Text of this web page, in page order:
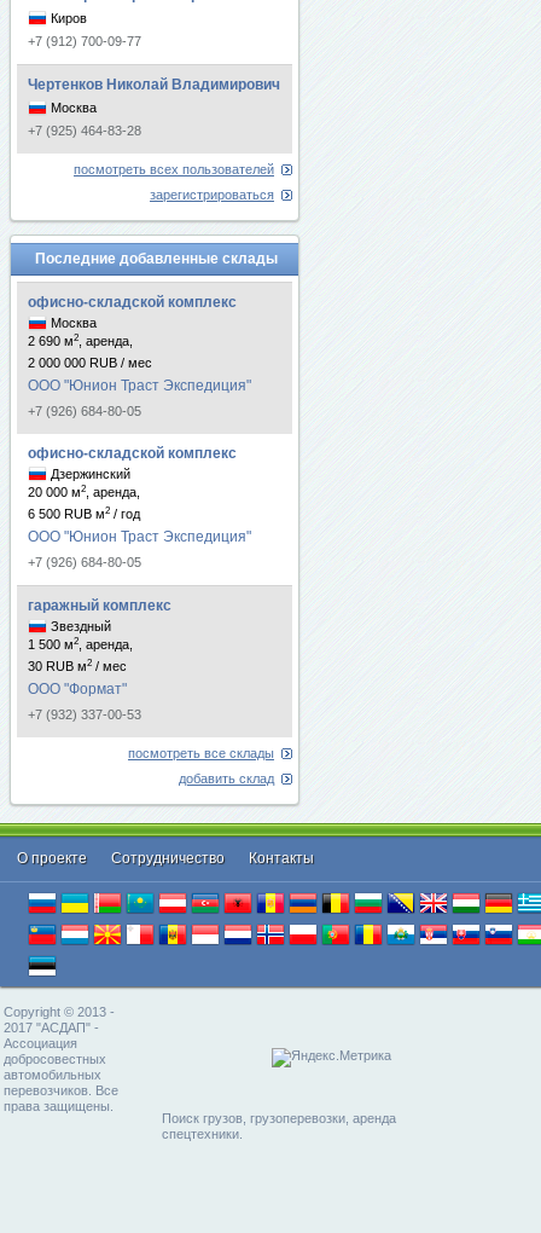
Киров
+7 (912) 700-09-77
Чертенков Николай Владимирович
Москва
+7 (925) 464-83-28
посмотреть всех пользователей
зарегистрироваться
Последние добавленные склады
офисно-складской комплекс
Москва
2 690 м2
, аренда,
2 000 000 RUB / мес
ООО "Юнион Траст Экспедиция"
+7 (926) 684-80-05
офисно-складской комплекс
Дзержинский
20 000 м2
, аренда,
6 500 RUB м2 / год
ООО "Юнион Траст Экспедиция"
+7 (926) 684-80-05
гаражный комплекс
Звездный
1 500 м2
, аренда,
30 RUB м2 / мес
ООО "Формат"
+7 (932) 337-00-53
посмотреть все склады
добавить склад
О проекте Cотрудничество Контакты
Copyright © 2013 -
2017 "АСДАП" -
Ассоциация
добросовестных
автомобильных
перевозчиков. Все
права защищены.
Поиск грузов, грузоперевозки, аренда
спецтехники.